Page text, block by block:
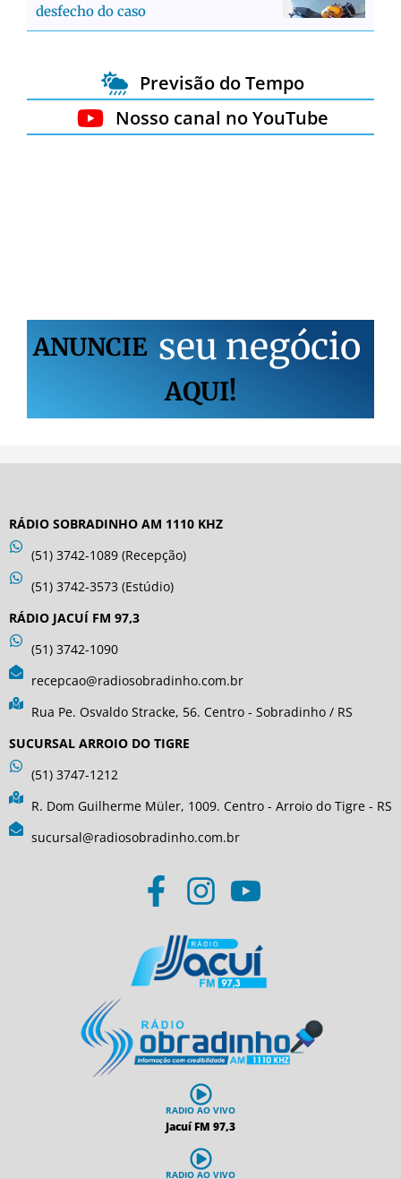
desfecho do caso
Previsão do Tempo
Nosso canal no YouTube
ANUNCIE seu negócio
AQUI!
RÁDIO SOBRADINHO AM 1110 KHZ
(51) 3742-1089 (Recepção)
(51) 3742-3573 (Estúdio)
RÁDIO JACUÍ FM 97,3
(51) 3742-1090
recepcao@radiosobradinho.com.br
Rua Pe. Osvaldo Stracke, 56. Centro - Sobradinho / RS
SUCURSAL ARROIO DO TIGRE
(51) 3747-1212
R. Dom Guilherme Müler, 1009. Centro - Arroio do Tigre - RS
sucursal@radiosobradinho.com.br
RADIO AO VIVO
Jacuí FM 97,3
RADIO AO VIVO